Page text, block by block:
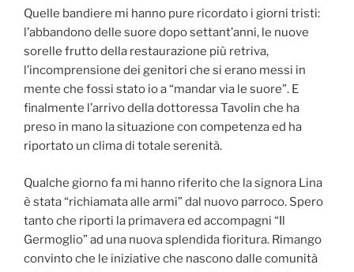
Quelle bandiere mi hanno pure ricordato i giorni tristi:
l’abbandono delle suore dopo settant’anni, le nuove
sorelle frutto della restaurazione più retriva,
l’incomprensione dei genitori che si erano messi in
mente che fossi stato io a “mandar via le suore”. E
finalmente l’arrivo della dottoressa Tavolin che ha
preso in mano la situazione con competenza ed ha
riportato un clima di totale serenità.
Qualche giorno fa mi hanno riferito che la signora Lina
è stata “richiamata alle armi” dal nuovo parroco. Spero
tanto che riporti la primavera ed accompagni “Il
Germoglio” ad una nuova splendida fioritura. Rimango
convinto che le iniziative che nascono dalle comunità